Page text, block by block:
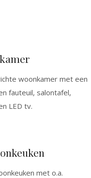
woonkamer met een
fauteuil, salontafel,
LED tv.
met o.a.